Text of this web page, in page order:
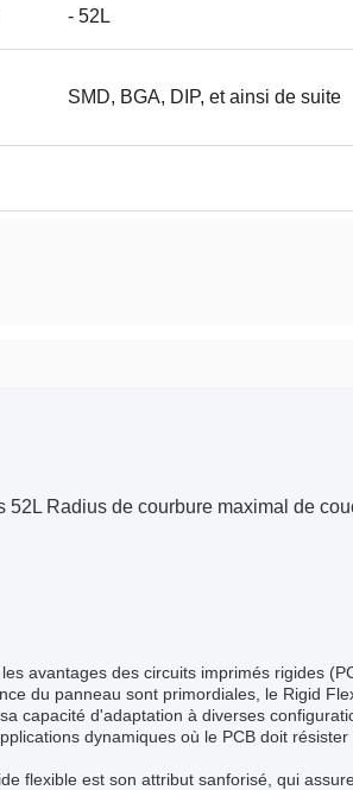
- 52L
SMD, BGA, DIP, et ainsi de suite
Radius de courbure maximal de
avantages des circuits imprimés rigides
du panneau sont primordiales, le Rigid
capacité d'adaptation à diverses
dynamiques où le PCB doit
flexible est son attribut sanforisé, qui